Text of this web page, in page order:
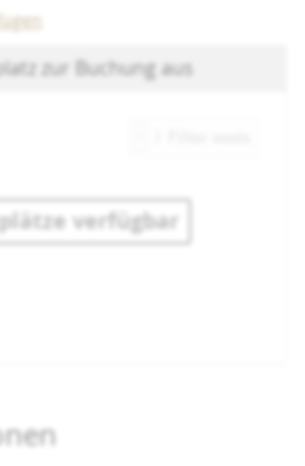
zur Buchung aus
verfügbar